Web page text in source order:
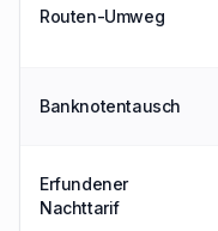
Routen-Umweg
Banknotentausch
Erfundener
Nachttarif